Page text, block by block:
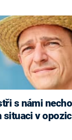
s námi
situaci v